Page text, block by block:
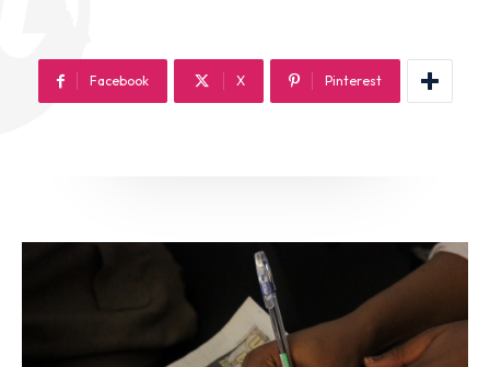
Facebook X Pinterest